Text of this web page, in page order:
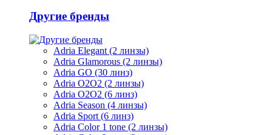
Другие бренды
Adria Elegant (2 линзы)
Adria Glamorous (2 линзы)
Adria GO (30 линз)
Adria O2O2 (2 линзы)
Adria O2O2 (6 линз)
Adria Season (4 линзы)
Adria Sport (6 линз)
Adria Сolor 1 tone (2 линзы)